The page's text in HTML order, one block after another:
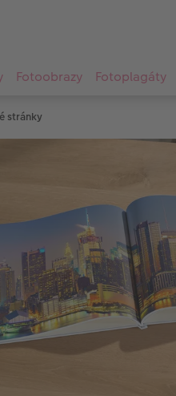
Fotoobrazy Fotoplagáty
stránky